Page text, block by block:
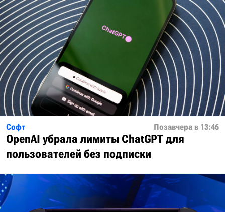
Софт Позавчера в 13:46
OpenAI убрала лимиты ChatGPT для
пользователей без подписки